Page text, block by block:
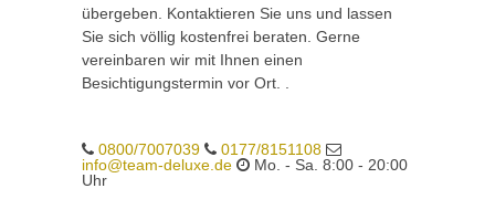
übergeben. Kontaktieren Sie uns und lassen
Sie sich völlig kostenfrei beraten. Gerne
vereinbaren wir mit Ihnen einen
Besichtigungstermin vor Ort. .
0800/7007039
0177/8151108
info@team-deluxe.de
Mo. - Sa. 8:00 - 20:00
Uhr